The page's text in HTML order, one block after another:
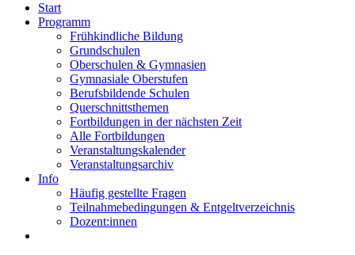
Start
Programm
Frühkindliche Bildung
Grundschulen
Oberschulen & Gymnasien
Gymnasiale Oberstufen
Berufsbildende Schulen
Querschnittsthemen
Fortbildungen in der nächsten Zeit
Alle Fortbildungen
Veranstaltungskalender
Veranstaltungsarchiv
Info
Häufig gestellte Fragen
Teilnahmebedingungen & Entgeltverzeichnis
Dozent:innen